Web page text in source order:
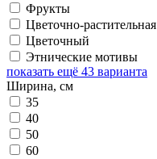
Фрукты
Цветочно-растительная
Цветочный
Этнические мотивы
показать ещё 43 варианта
Ширина, см
35
40
50
60